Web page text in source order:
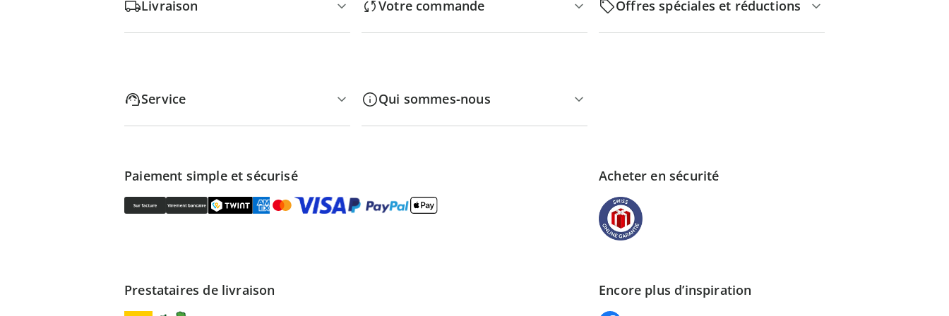
Livraison Votre commande Offres spéciales et réductions
Service Qui sommes-nous
Paiement simple et sécurisé Acheter en sécurité
Prestataires de livraison Encore plus d’inspiration